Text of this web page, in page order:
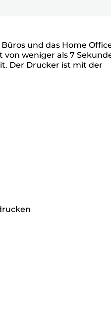
und das Home
weniger als 7
Der Drucker ist mit der